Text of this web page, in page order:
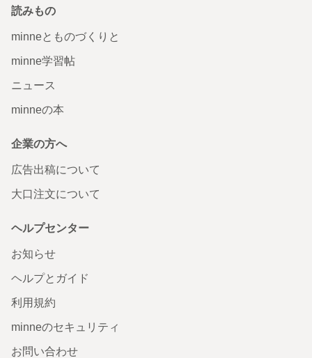
読みもの
minneとものづくりと
minne学習帖
ニュース
minneの本
企業の方へ
広告出稿について
大口注文について
ヘルプセンター
お知らせ
ヘルプとガイド
利用規約
minneのセキュリティ
お問い合わせ